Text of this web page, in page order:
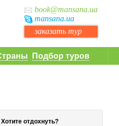
book@mansana.ua
mansana.ua
заказать тур
Подбор туров
Хотите отдохнуть?